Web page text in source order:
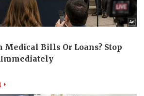
Xe máy
Tư vấn